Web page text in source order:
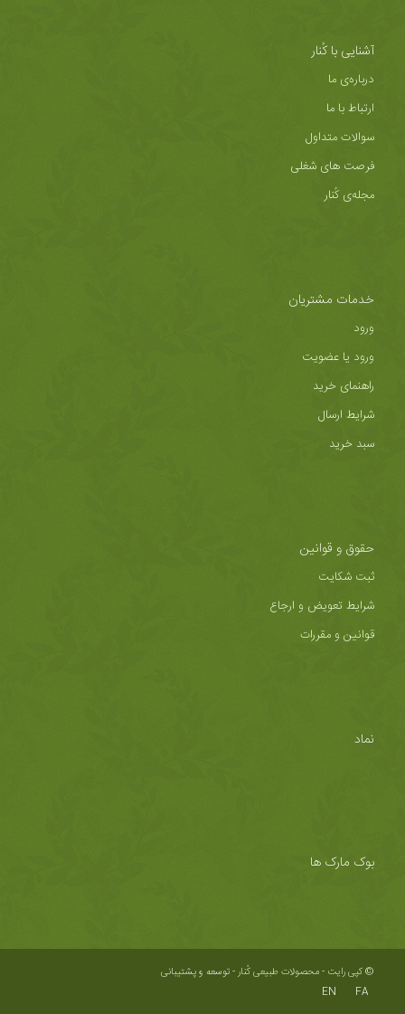
آشنایی با کُنار
درباره‌ی ما
ارتباط با ما
سوالات متداول
فرصت های شغلی
مجله‌ی کُنار
خدمات مشتریان
ورود
ورود یا عضویت
راهنمای خرید
شرایط ارسال
سبد خرید
حقوق و قوانین
ثبت شکایت
شرایط تعویض و ارجاع
قوانین و مقررات
نماد
بوک مارک ها
© کپی رایت - محصولات طبیعی کُنار -توسعه و پشتیبانی
FA
EN